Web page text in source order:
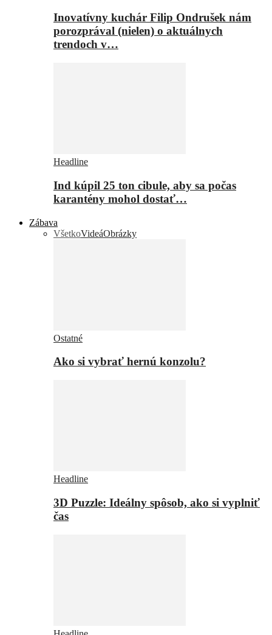
Inovatívny kuchár Filip Ondrušek nám
porozprával (nielen) o aktuálnych
trendoch v…
Headline
Ind kúpil 25 ton cibule, aby sa počas
karantény mohol dostať…
Zábava
VšetkoVideáObrázky
Ostatné
Ako si vybrať hernú konzolu?
Headline
3D Puzzle: Ideálny spôsob, ako si vyplniť
čas